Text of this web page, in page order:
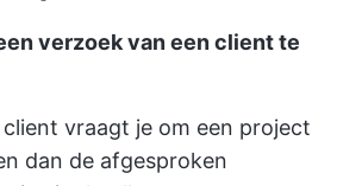
verzoek van een client te
client vraagt je om een project
dan de afgesproken